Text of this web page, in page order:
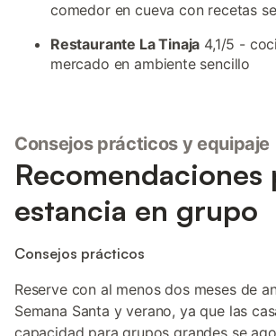
comedor en cueva con recetas
Restaurante La Tinaja 4,1/5 -
mercado en ambiente sencillo
Consejos prácticos y equipaje
Recomendaciones
estancia en grupo
Consejos prácticos
Reserve con al menos dos meses de
Semana Santa y verano, ya que las
capacidad para grupos grandes se